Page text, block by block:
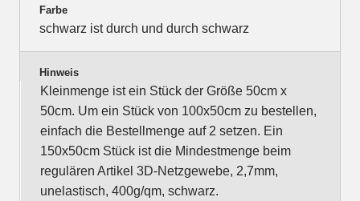
Farbe
schwarz ist durch und durch schwarz
Hinweis
Kleinmenge ist ein Stück der Größe 50cm x
50cm. Um ein Stück von 100x50cm zu bestellen,
einfach die Bestellmenge auf 2 setzen. Ein
150x50cm Stück ist die Mindestmenge beim
regulären Artikel 3D-Netzgewebe, 2,7mm,
unelastisch, 400g/qm, schwarz.